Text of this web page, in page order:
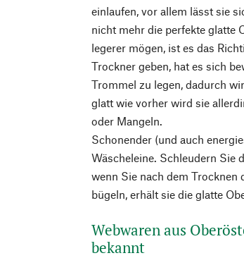
einlaufen, vor allem lässt sie
nicht mehr die perfekte glatte
legerer mögen, ist es das
Trockner geben, hat es sich
Trommel zu legen, dadurch
glatt wie vorher wird sie
oder Mangeln.
Schonender (und auch
Wäscheleine. Schleudern Sie
wenn Sie nach dem Trocknen
bügeln, erhält sie die glatte
Webwaren aus
bekannt